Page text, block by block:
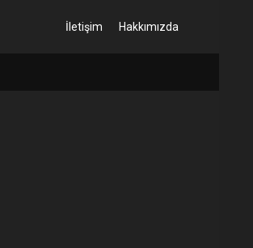
İletişim Hakkımızda